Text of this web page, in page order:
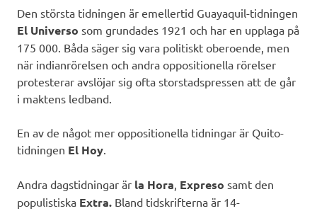
Den största tidningen är emellertid Guayaquil-tidningen
El Universo som grundades 1921 och har en upplaga på
175 000. Båda säger sig vara politiskt oberoende, men
när indianrörelsen och andra oppositionella rörelser
protesterar avslöjar sig ofta storstadspressen att de går
i maktens ledband.
En av de något mer oppositionella tidningar är Quito-
tidningen El Hoy.
Andra dagstidningar är la Hora, Expreso samt den
populistiska Extra. Bland tidskrifterna är 14-